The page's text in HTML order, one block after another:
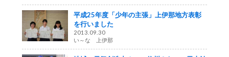
平成25年度「少年の主張」上伊那地方表彰
を行いました
2013.09.30
い～な 上伊那